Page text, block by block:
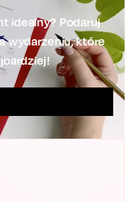
idealny? Podaruj
wydarzeniu, które